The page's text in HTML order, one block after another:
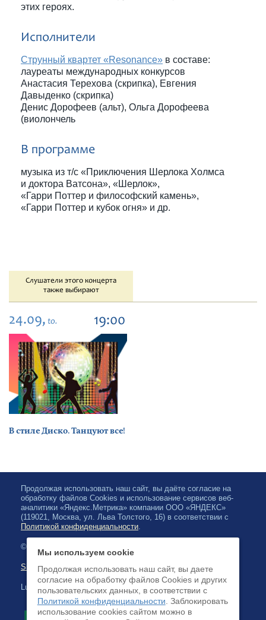
этих героях.
Исполнители
Струнный квартет «Resonance» в составе:
лауреаты международных конкурсов
Анастасия Терехова (скрипка), Евгения
Давыденко (скрипка)
Денис Дорофеев (альт), Ольга Дорофеева
(виолончель
В программе
музыка из т/с «Приключения Шерлока Холмса
и доктора Ватсона», «Шерлок»,
«Гарри Поттер и философский камень»,
«Гарри Поттер и кубок огня» и др.
Слушатели этого концерта
также выбирают
24.09, to. 19:00
В стиле Диско. Танцуют все!
Продолжая использовать наш сайт, вы даёте согласие на
обработку файлов Cookies и использование сервисов веб-
аналитики «Яндекс.Метрика» компании ООО «ЯНДЕКС»
(119021, Москва, ул. Льва Толстого, 16) в соответствии с
Политикой конфиденциальности.
© 2026, Karjalan valtionfilharmonia
Sivuston kartta
Luottokortilla maksaminen on saatavilla
Мы используем cookie
Продолжая использовать наш сайт, вы даете
согласие на обработку файлов Cookies и других
пользовательских данных, в соответствии с
Политикой конфиденциальности . Заблокировать
использование cookies сайтом можно в